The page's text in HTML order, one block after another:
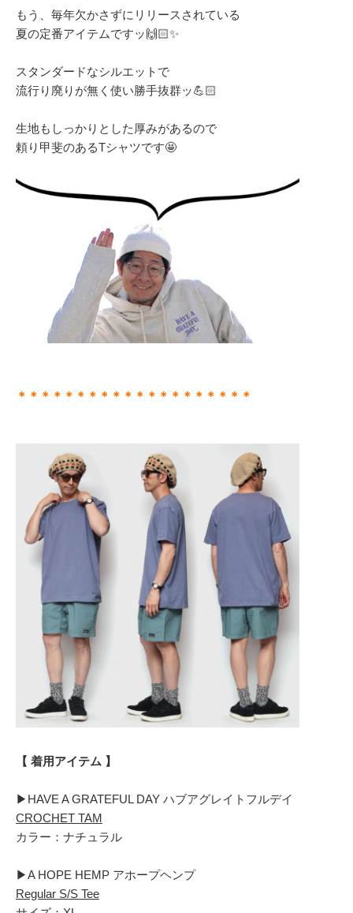
もう、毎年欠かさずにリリースされている
夏の定番アイテムですッ🙌🏻✨
スタンダードなシルエットで
流行り廃りが無く使い勝手抜群ッ💪🏻
生地もしっかりとした厚みがあるので
頼り甲斐のあるTシャツです🤩
＊＊＊＊＊＊＊＊＊＊＊＊＊＊＊＊＊＊＊＊
【 着用アイテム 】
▶︎HAVE A GRATEFUL DAY ハブアグレイトフルデイ
CROCHET TAM
カラー：ナチュラル
▶︎A HOPE HEMP アホープヘンプ
Regular S/S Tee